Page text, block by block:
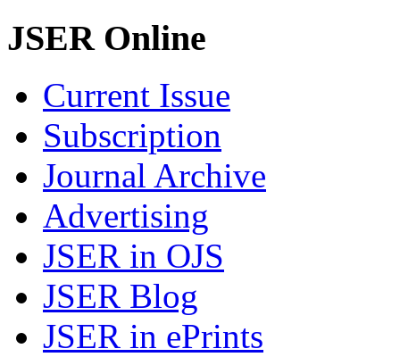
JSER Online
Current Issue
Subscription
Journal Archive
Advertising
JSER in OJS
JSER Blog
JSER in ePrints